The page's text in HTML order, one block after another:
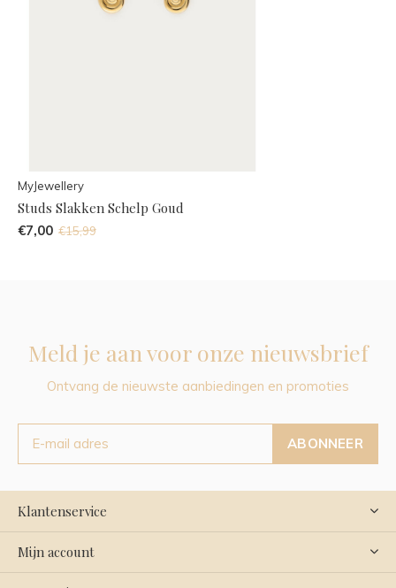
MyJewellery
Studs Slakken Schelp Goud
€7,00 €15,99
Meld je aan voor onze nieuwsbrief
Ontvang de nieuwste aanbiedingen en promoties
ABONNEER
Klantenservice
Mijn account